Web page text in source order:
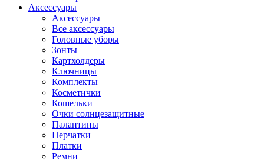
Аксессуары
Аксессуары
Все аксессуары
Головные уборы
Зонты
Картхолдеры
Ключницы
Комплекты
Косметички
Кошельки
Очки солнцезащитные
Палантины
Перчатки
Платки
Ремни